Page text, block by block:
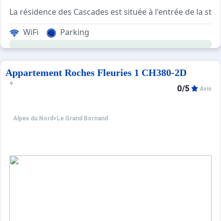
La résidence des Cascades est située à l'entrée de la
Cet appartement de vacances situé au RDC , se
Les Plus de cette location à la montagne : vue
Le ménage est inclus dans le prix de la location.
Un casier à ski
Choix idéal de location vacances à la montagne : la
WiFi Parking
Appartement Roches Fleuries 1 CH380-2D
Alpes du Nord > Le Grand Bornand
0/5 Avis